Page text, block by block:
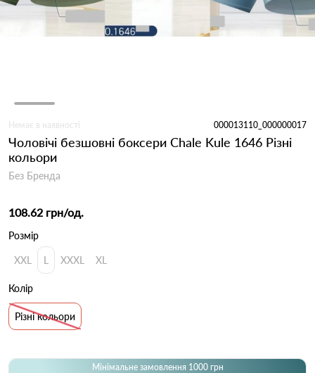
Немає в наявності 000013110_000000017
Чоловічі безшовні боксери Chale Kule 1646 Різні
кольори
Без Бренда
108.62 грн/од.
Розмір
XXL L XXXL XL
Колір
Різні кольори
Мінімальне замовлення 1000 грн